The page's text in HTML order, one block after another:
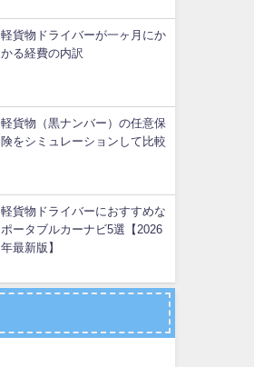
軽貨物ドライバーが一ヶ月にか
かる経費の内訳
軽貨物（黒ナンバー）の任意保
険をシミュレーションして比較
軽貨物ドライバーにおすすめな
ポータブルカーナビ5選【2026
年最新版】